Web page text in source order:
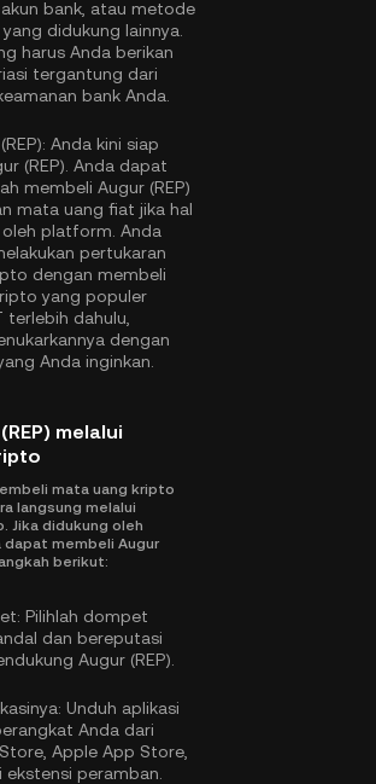
bank, atau metode
didukung lainnya.
harus Anda berikan
tergantung dari
bank Anda.
Anda kini siap
(REP). Anda dapat
membeli Augur (REP)
mata uang fiat jika hal
platform. Anda
pertukaran
dengan membeli
yang populer
terlebih dahulu,
dengan
Anda inginkan.
melalui
mata uang kripto
langsung melalui
Jika didukung oleh
membeli Augur
berikut:
Pilihlah dompet
dan bereputasi
Augur (REP).
Unduh aplikasi
Anda dari
Apple App Store,
peramban.